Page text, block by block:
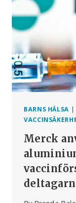
BARNS HÄLSA |
Merck